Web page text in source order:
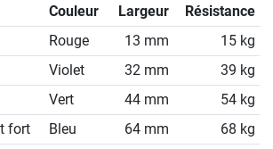
Couleur Largeur
Résistance
Rouge 13 mm
15 kg
Violet 32 mm
39 kg
Vert 44 mm
54 kg
fort
Bleu 64 mm
68 kg